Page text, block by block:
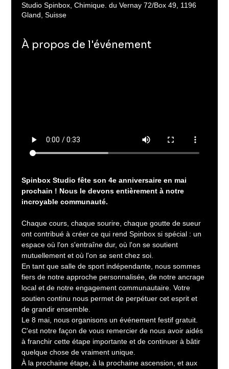
Studio Spinbox, Chimique. du Vernay 72/Box 49, 1196
Gland, Suisse
À propos de l'événement
Spinbox Studio fête son 4e anniversaire en mai
prochain ! Nous le devons entièrement à notre
incroyable communauté.
Chaque cours, chaque sourire, chaque goutte de sueur
ont contribué à créer ce qui rend Spinbox si spécial : un
espace où l'on s'entraîne dur, où l'on se soutient
mutuellement et où l'on se sent chez soi.
En tant que salle de sport indépendante, nous sommes
fiers de notre approche personnalisée, de notre ancrage
local et de notre engagement communautaire. Votre
soutien continu nous permet de perpétuer cet esprit et
de grandir ensemble.
Le 8 mai, nous organisons un événement festif gratuit.
C'est notre façon de vous remercier de nous avoir aidés
à franchir cette étape importante et de continuer à bâtir
quelque chose de vraiment unique.
À la prochaine étape, à la prochaine ascension, et aux